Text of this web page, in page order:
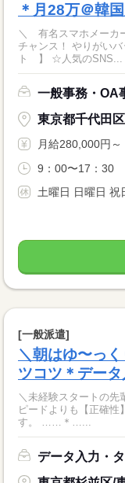
＊月28万＠韓
＼ 有名スマホメーカ
チャンス！ やりがいバッチリ
ト 】 ☆人気のSNS...
一般事務・OA
東京都千代田
月給280,000円～
9：00〜17：30
土曜日 日曜日 祝
[一般派遣]
＼朝はゆ〜っ
ツコツ＊データ
＼未経験スタートの先輩が活躍中！／ 自
ピードよりも【正確性
す。 ……＊…...
データ入力・